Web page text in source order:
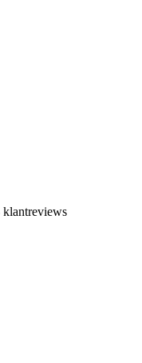
klantreviews